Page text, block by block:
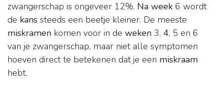
zwangerschap is ongeveer 12%. Na week 6 wordt
de kans steeds een beetje kleiner. De meeste
miskramen komen voor in de weken 3, 4, 5 en 6
van je zwangerschap, maar niet alle symptomen
hoeven direct te betekenen dat je een miskraam
hebt.